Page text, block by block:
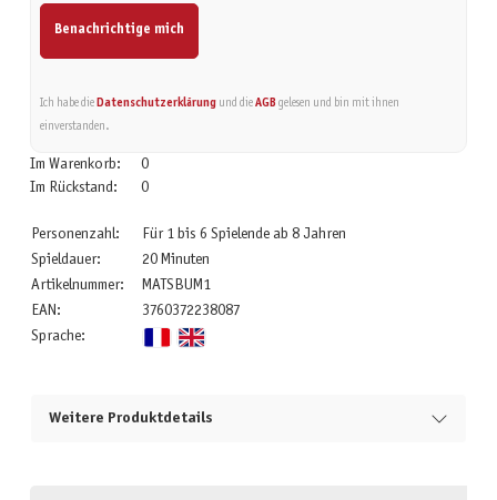
Benachrichtige mich
Ich habe die Datenschutzerklärungund die AGBgelesen und bin mit ihnen
einverstanden.
Im Warenkorb:
0
Im Rückstand:
0
Personenzahl:
Für 1 bis 6 Spielende ab 8 Jahren
Spieldauer:
20 Minuten
Artikelnummer:
MATSBUM1
EAN:
3760372238087
Sprache:
Weitere Produktdetails